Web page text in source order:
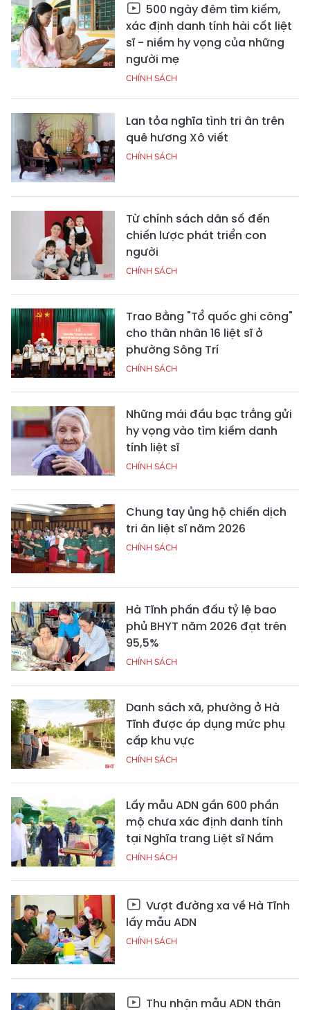
500 ngày đêm tìm kiếm,
xác định danh tính hài cốt liệt
sĩ - niềm hy vọng của những
người mẹ
CHÍNH SÁCH
Lan tỏa nghĩa tình tri ân trên
quê hương Xô viết
CHÍNH SÁCH
Từ chính sách dân số đến
chiến lược phát triển con
người
CHÍNH SÁCH
Trao Bằng "Tổ quốc ghi công"
cho thân nhân 16 liệt sĩ ở
phường Sông Trí
CHÍNH SÁCH
Những mái đầu bạc trắng gửi
hy vọng vào tìm kiếm danh
tính liệt sĩ
CHÍNH SÁCH
Chung tay ủng hộ chiến dịch
tri ân liệt sĩ năm 2026
CHÍNH SÁCH
Hà Tĩnh phấn đấu tỷ lệ bao
phủ BHYT năm 2026 đạt trên
95,5%
CHÍNH SÁCH
Danh sách xã, phường ở Hà
Tĩnh được áp dụng mức phụ
cấp khu vực
CHÍNH SÁCH
Lấy mẫu ADN gần 600 phần
mộ chưa xác định danh tính
tại Nghĩa trang Liệt sĩ Nầm
CHÍNH SÁCH
Vượt đường xa về Hà Tĩnh
lấy mẫu ADN
CHÍNH SÁCH
Thu nhận mẫu ADN thân